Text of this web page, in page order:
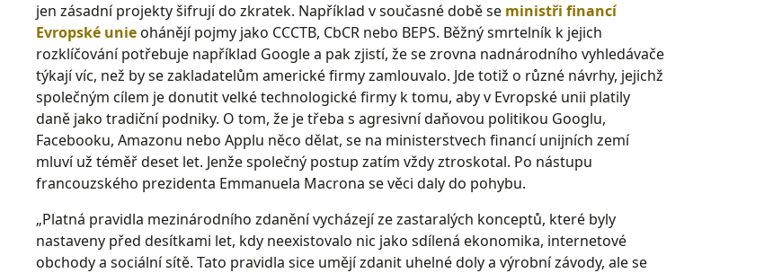
jen zásadní projekty šifrují do zkratek. Například v současné době se ministři financí
Evropské unieohánějí pojmy jako CCCTB, CbCR nebo BEPS. Běžný smrtelník k jejich
rozklíčování potřebuje například Google a pak zjistí, že se zrovna nadnárodního vyhledávače
týkají víc, než by se zakladatelům americké firmy zamlouvalo. Jde totiž o různé návrhy, jejichž
společným cílem je donutit velké technologické firmy k tomu, aby v Evropské unii platily
daně jako tradiční podniky. O tom, že je třeba s agresivní daňovou politikou Googlu,
Facebooku, Amazonu nebo Applu něco dělat, se na ministerstvech financí unijních zemí
mluví už téměř deset let. Jenže společný postup zatím vždy ztroskotal. Po nástupu
francouzského prezidenta Emmanuela Macrona se věci daly do pohybu.
„Platná pravidla mezinárodního zdanění vycházejí ze zastaralých konceptů, které byly
nastaveny před desítkami let, kdy neexistovalo nic jako sdílená ekonomika, internetové
obchody a sociální sítě. Tato pravidla sice umějí zdanit uhelné doly a výrobní závody, ale se